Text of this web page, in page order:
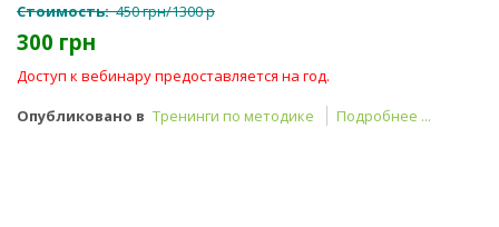
Стоимость:450 грн/1300 р
300 грн
Доступ к вебинару предоставляется на год.
Опубликовано в Тренинги по методике Подробнее ...